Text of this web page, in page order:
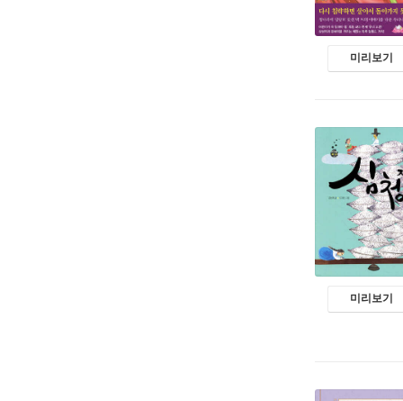
미리보기
미리보기